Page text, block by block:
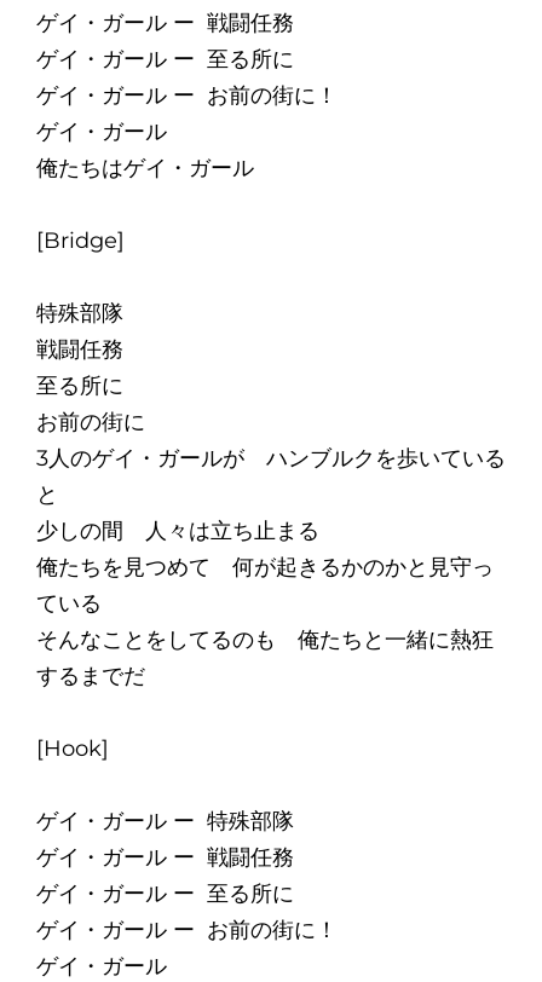
ゲイ・ガール ー 戦闘任務
ゲイ・ガール ー 至る所に
ゲイ・ガール ー お前の街に！
ゲイ・ガール
俺たちはゲイ・ガール
[Bridge]
特殊部隊
戦闘任務
至る所に
お前の街に
3人のゲイ・ガールが ハンブルクを歩いている
と
少しの間 人々は立ち止まる
俺たちを見つめて 何が起きるかのかと見守っ
ている
そんなことをしてるのも 俺たちと一緒に熱狂
するまでだ
[Hook]
ゲイ・ガール ー 特殊部隊
ゲイ・ガール ー 戦闘任務
ゲイ・ガール ー 至る所に
ゲイ・ガール ー お前の街に！
ゲイ・ガール